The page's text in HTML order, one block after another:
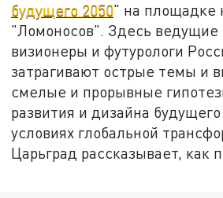
будущего 2050" на площадке
"Ломоносов". Здесь ведущие
визионеры и футурологи
затрагивают острые темы и
смелые и прорывные
развития и дизайна
условиях глобальной
Царьград рассказывает, как